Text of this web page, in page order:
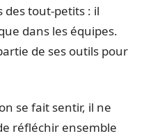
tout-petits : il
dans les équipes.
de ses outils pour
se fait sentir, il ne
réfléchir ensemble